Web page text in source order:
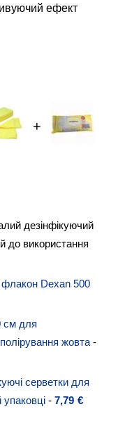
ефект
+
дезінфікуючий
до використання
флакон Dexan 500
см для
жовта -
серветки для
- 7,79 €